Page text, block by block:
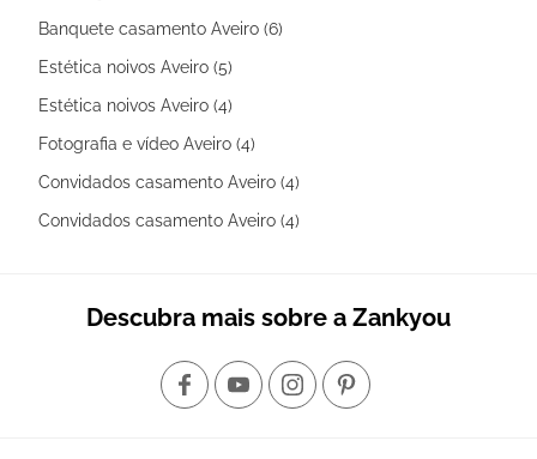
Banquete casamento Aveiro (6)
Estética noivos Aveiro (5)
Estética noivos Aveiro (4)
Fotografia e vídeo Aveiro (4)
Convidados casamento Aveiro (4)
Convidados casamento Aveiro (4)
Descubra mais sobre a Zankyou